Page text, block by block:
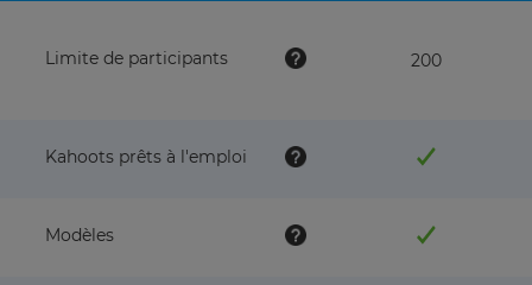
Limite de participants 200
Kahoots prêts à l'emploi
Modèles